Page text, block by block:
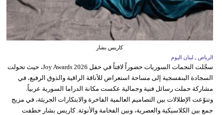
كاريس بشار
الرياض ـ لبنان اليوم
سجّلت النجمات السوريات حضوراً لافتاً في حفل Joy Awards 2026، حيث تحولت
السجادة البنفسجية إلى مساحة استعراض للأناقة الراقية والذوق الرفيع، في
مشاركة حملت رسائل فنية وجمالية عكست مكانة الدراما السورية عربياً.
وتنوّعت الإطلالات بين التصاميم العالمية الفاخرة والابتكارات الجريئة، في مزيج
جمع بين الكلاسيكية والعصرية، وبين الفخامة والأنوثة. كاريس بشار خطفت